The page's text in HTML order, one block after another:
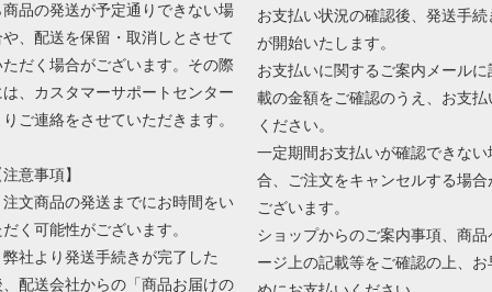
商品の発送が予定通りできない場
や、配送を保留・取消しとさせて
ただく場合がございます。その際
は、カスタマーサポートセンター
ご連絡をさせていただきます。
意事項】
注文商品の発送までにお時間をい
く可能性がございます。
弊社より発送手続きが完了した
、配送会社からの「商品お届けの
お支払い状況の確認後、発送手続
が開始いたします。
お支払いに関するご案内メールに
載の金額をご確認のうえ、お支払
ください。
一定期間お支払いが確認できない
合、ご注文をキャンセルする場合
ございます。
ショップからのご案内事項、商品
ージ上の記載等をご確認の上、お